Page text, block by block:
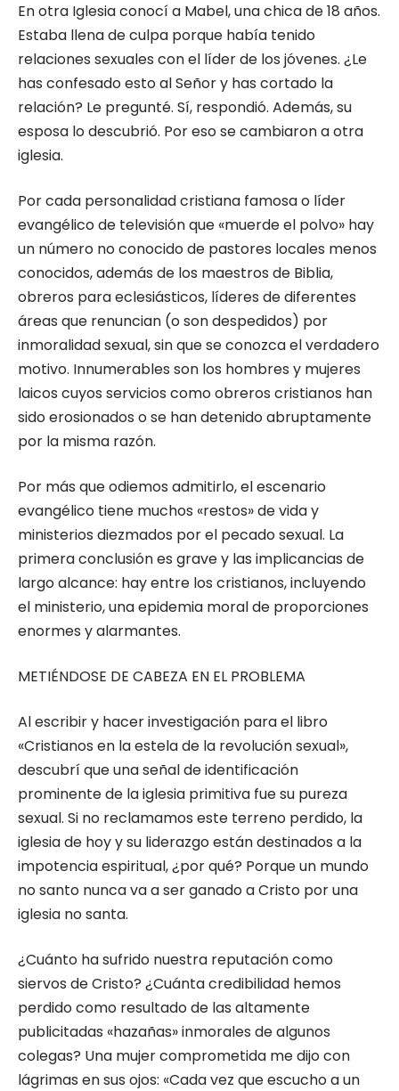
En otra Iglesia conocí a Mabel, una chica de 18 años.
Estaba llena de culpa porque había tenido
relaciones sexuales con el líder de los jóvenes. ¿Le
has confesado esto al Señor y has cortado la
relación? Le pregunté. Sí, respondió. Además, su
esposa lo descubrió. Por eso se cambiaron a otra
iglesia.
Por cada personalidad cristiana famosa o líder
evangélico de televisión que «muerde el polvo» hay
un número no conocido de pastores locales menos
conocidos, además de los maestros de Biblia,
obreros para eclesiásticos, líderes de diferentes
áreas que renuncian (o son despedidos) por
inmoralidad sexual, sin que se conozca el verdadero
motivo. Innumerables son los hombres y mujeres
laicos cuyos servicios como obreros cristianos han
sido erosionados o se han detenido abruptamente
por la misma razón.
Por más que odiemos admitirlo, el escenario
evangélico tiene muchos «restos» de vida y
ministerios diezmados por el pecado sexual. La
primera conclusión es grave y las implicancias de
largo alcance: hay entre los cristianos, incluyendo
el ministerio, una epidemia moral de proporciones
enormes y alarmantes.
METIÉNDOSE DE CABEZA EN EL PROBLEMA
Al escribir y hacer investigación para el libro
«Cristianos en la estela de la revolución sexual»,
descubrí que una señal de identificación
prominente de la iglesia primitiva fue su pureza
sexual. Si no reclamamos este terreno perdido, la
iglesia de hoy y su liderazgo están destinados a la
impotencia espiritual, ¿por qué? Porque un mundo
no santo nunca va a ser ganado a Cristo por una
iglesia no santa.
¿Cuánto ha sufrido nuestra reputación como
siervos de Cristo? ¿Cuánta credibilidad hemos
perdido como resultado de las altamente
publicitadas «hazañas» inmorales de algunos
colegas? Una mujer comprometida me dijo con
lágrimas en sus ojos: «Cada vez que escucho a un